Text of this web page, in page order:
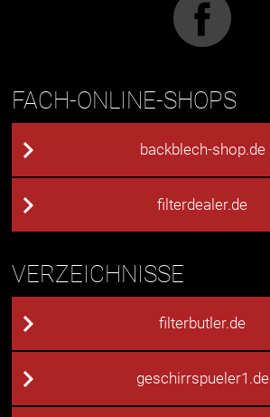
FACH-ONLINE-SHOPS
backblech-shop.de
filterdealer.de
VERZEICHNISSE
filterbutler.de
geschirrspueler1.de